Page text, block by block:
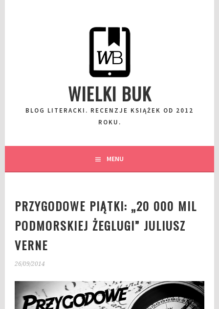
WIELKI BUK
BLOG LITERACKI. RECENZJE KSIĄŻEK OD 2012
ROKU.
MENU
PRZYGODOWE PIĄTKI: „20 000 MIL
PODMORSKIEJ ŻEGLUGI” JULIUSZ
VERNE
26/09/2014